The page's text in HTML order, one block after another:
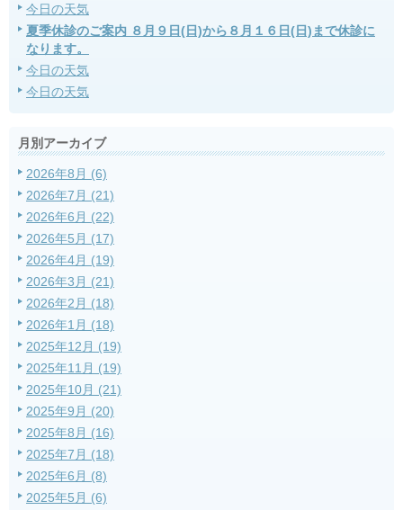
今日の天気
夏季休診のご案内 ８月９日(日)から８月１６日(日)まで休診に
なります。
今日の天気
今日の天気
月別アーカイブ
2026年8月 (6)
2026年7月 (21)
2026年6月 (22)
2026年5月 (17)
2026年4月 (19)
2026年3月 (21)
2026年2月 (18)
2026年1月 (18)
2025年12月 (19)
2025年11月 (19)
2025年10月 (21)
2025年9月 (20)
2025年8月 (16)
2025年7月 (18)
2025年6月 (8)
2025年5月 (6)